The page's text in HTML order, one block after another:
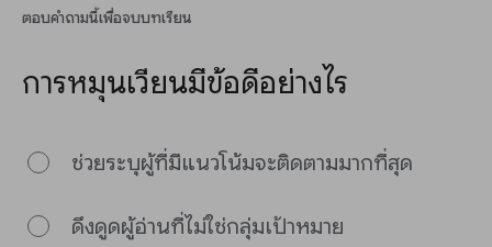
ตอบคำถามนี้เพื่อจบบทเรียน
การหมุนเวียนมีข้อดีอย่างไร
ช่วยระบุผู้ที่มีแนวโน้มจะติดตามมากที่สุด
ดึงดูดผู้อ่านที่ไม่ใช่กลุ่มเป้าหมาย